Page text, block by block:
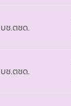
บช.ตชด.
บช.ตชด.